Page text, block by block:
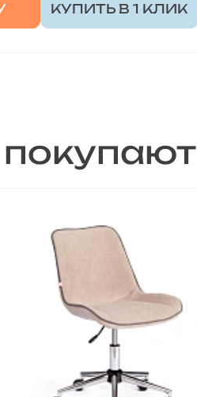
КУПИТЬ В 1 КЛИК